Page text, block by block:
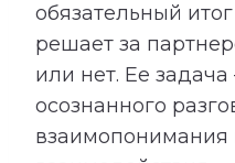
обязательный
решает за
или нет. Ее
осознанного
взаимопонимания